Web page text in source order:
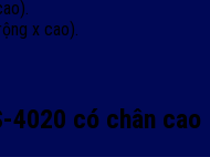
x cao).
4020 có chân cao